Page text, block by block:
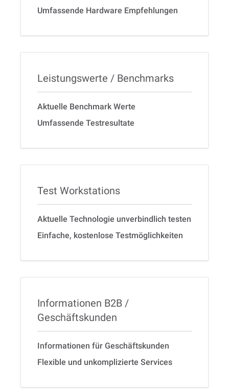
Umfassende Hardware Empfehlungen
Leistungswerte / Benchmarks
Aktuelle Benchmark Werte
Umfassende Testresultate
Test Workstations
Aktuelle Technologie unverbindlich testen
Einfache, kostenlose Testmöglichkeiten
Informationen B2B /
Geschäftskunden
Informationen für Geschäftskunden
Flexible und unkomplizierte Services